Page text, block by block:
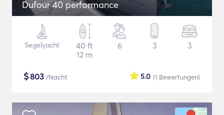
Dufour 40 performance
Segelyacht
40 ft
12 m
6 3 3
$803 /Nacht (1 Bewertungen)
5.0